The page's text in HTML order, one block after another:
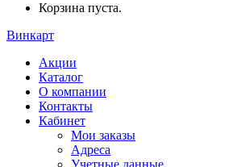
Корзина пуста.
Винкарт
Акции
Каталог
О компании
Контакты
Кабинет
Мои заказы
Адреса
Учетные данные